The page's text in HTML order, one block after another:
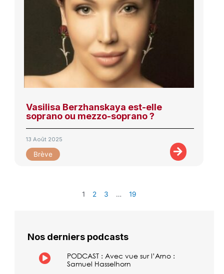
Vasilisa Berzhanskaya est-elle
soprano ou mezzo-soprano ?
13 Août 2025
Brève
1 2 3 … 19
Nos derniers podcasts
PODCAST : Avec vue sur l’Arno :
Samuel Hasselhorn